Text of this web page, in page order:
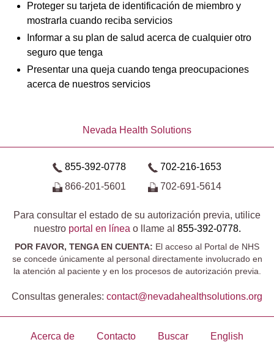
Proteger su tarjeta de identificación de miembro y
mostrarla cuando reciba servicios
Informar a su plan de salud acerca de cualquier otro
seguro que tenga
Presentar una queja cuando tenga preocupaciones
acerca de nuestros servicios
Nevada Health Solutions
855-392-0778
702-216-1653
866-201-5601
702-691-5614
Para consultar el estado de su autorización previa, utilice
nuestro portal en línea o llame al 855-392-0778.
POR FAVOR, TENGA EN CUENTA: El acceso al Portal de NHS
se concede únicamente al personal directamente involucrado en
la atención al paciente y en los procesos de autorización previa.
Consultas generales: contact@​nevadahealthsolutions.org
Acerca de Contacto Buscar English